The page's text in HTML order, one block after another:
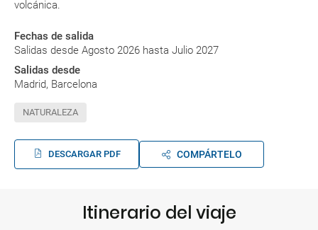
volcánica.
Fechas de salida
Salidas desde Agosto 2026 hasta Julio 2027
Salidas desde
Madrid, Barcelona
NATURALEZA
DESCARGAR PDF COMPÁRTELO
Itinerario del viaje